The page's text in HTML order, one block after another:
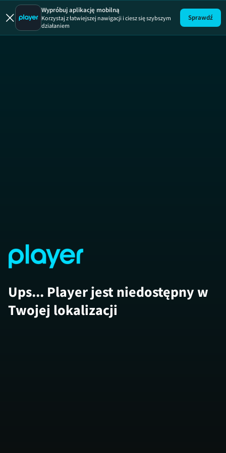
Magia nagości
Magia nagości,
Wypróbuj aplikację mobilną
Korzystaj z łatwiejszej nawigacji i ciesz się szybszym
działaniem
Sprawdź
Ups... Player jest niedostępny w
Twojej lokalizacji